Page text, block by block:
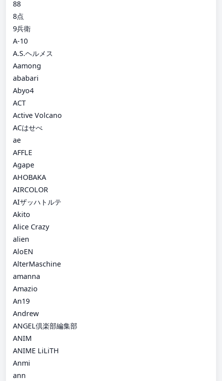
88
8点
9兵衛
A-10
A.S.ヘルメス
Aamong
ababari
Abyo4
ACT
Active Volcano
ACはせべ
ae
AFFLE
Agape
AHOBAKA
AIRCOLOR
AIザッハトルテ
Akito
Alice Crazy
alien
AloEN
AlterMaschine
amanna
Amazio
An19
Andrew
ANGEL倶楽部編集部
ANIM
ANIME LiLiTH
Anmi
ann